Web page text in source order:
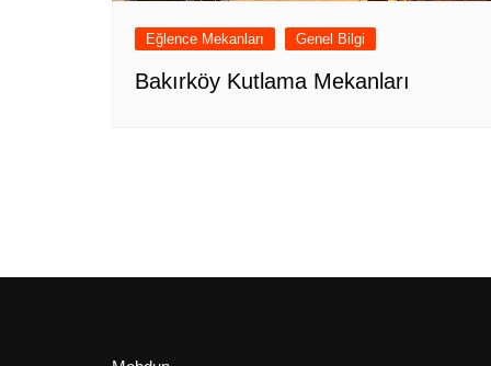
Eğlence Mekanları Genel Bilgi
Bakırköy Kutlama Mekanları